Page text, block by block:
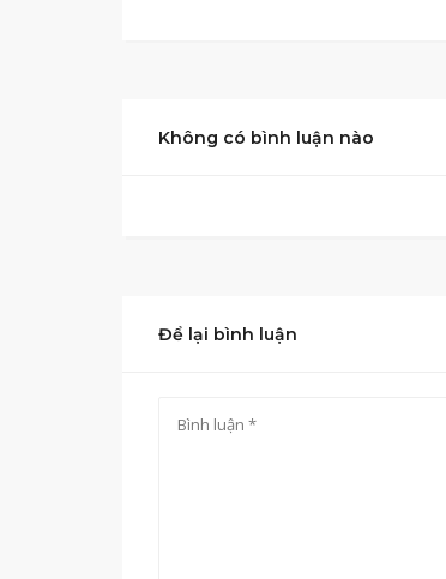
Không có bình luận nào
Để lại bình luận